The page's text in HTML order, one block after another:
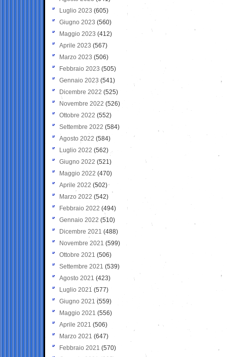
Luglio 2023 (605)
Giugno 2023 (560)
Maggio 2023 (412)
Aprile 2023 (567)
Marzo 2023 (506)
Febbraio 2023 (505)
Gennaio 2023 (541)
Dicembre 2022 (525)
Novembre 2022 (526)
Ottobre 2022 (552)
Settembre 2022 (584)
Agosto 2022 (584)
Luglio 2022 (562)
Giugno 2022 (521)
Maggio 2022 (470)
Aprile 2022 (502)
Marzo 2022 (542)
Febbraio 2022 (494)
Gennaio 2022 (510)
Dicembre 2021 (488)
Novembre 2021 (599)
Ottobre 2021 (506)
Settembre 2021 (539)
Agosto 2021 (423)
Luglio 2021 (577)
Giugno 2021(559)
Maggio 2021 (556)
Aprile 2021 (506)
Marzo 2021 (647)
Febbraio 2021 (570)